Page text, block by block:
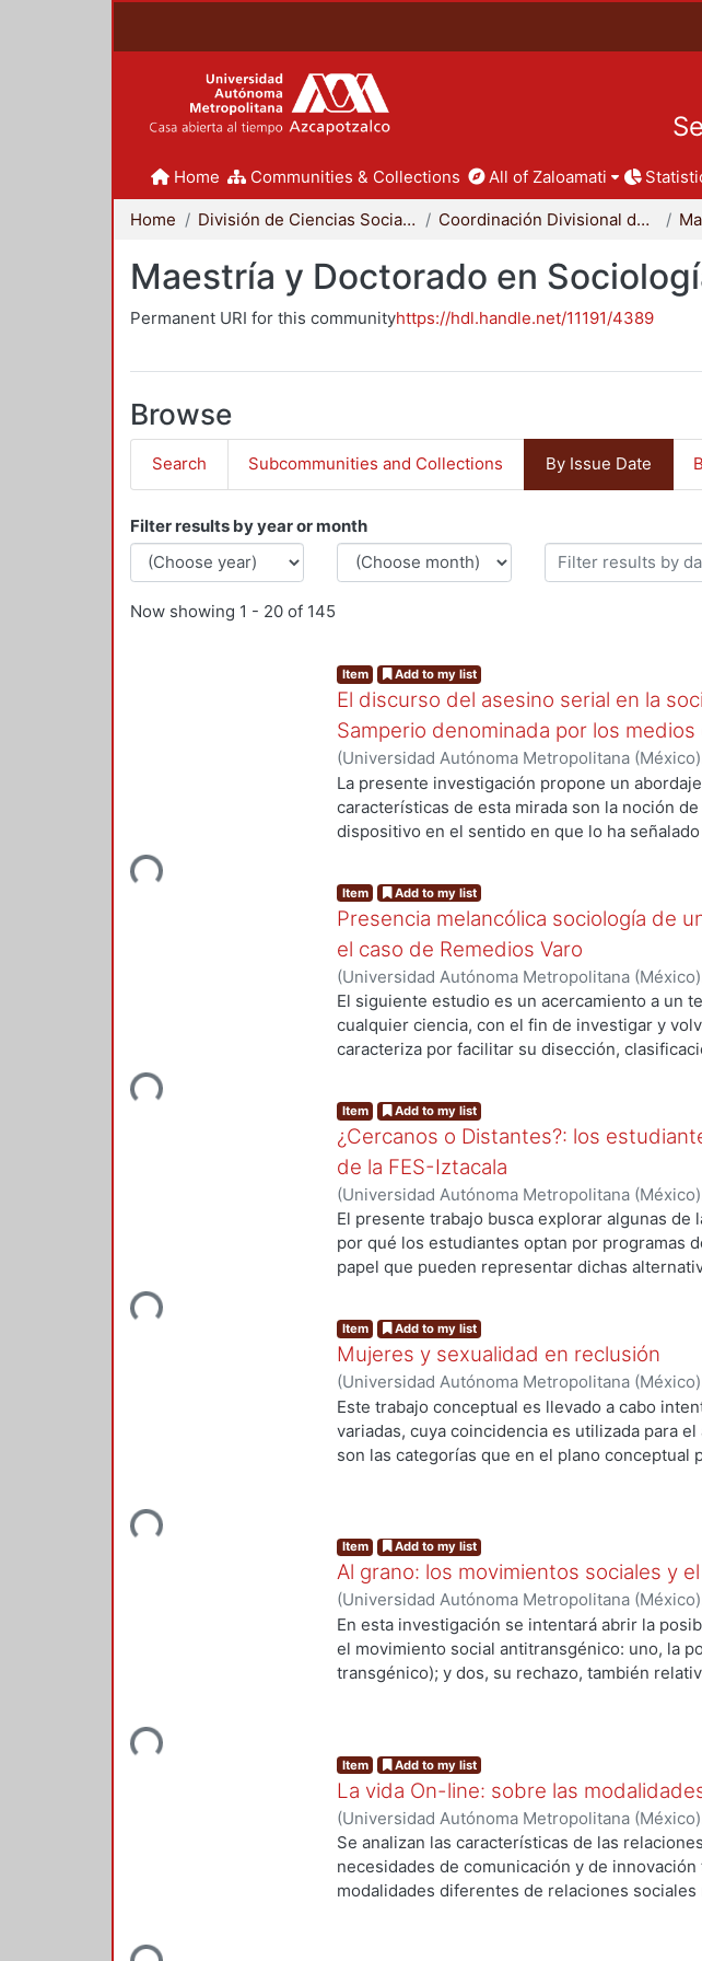
Home Communities & Collections All of Zaloamati
Home División de Ciencias Sociales y Humanidades Coordinación Divisional de Posgrado
Maestría y Doctorado en
Permanent URI for this communityhttps://hdl.handle.net/11191/4389
Browse
Search Subcommunities and Collections By Issue Date
Filter results by year or month
Now showing 1 - 20 of 145
Loading...
Item Add to my list
El discurso del asesino serial en la
Samperio denominada por los
(Universidad Autónoma Metropolitana
2000)Gómez Jaramillo, Alejandro
La presente investigación propone un
características de esta mirada son la noción
dispositivo en el sentido en que lo ha
instituciones, prácticas sociales (prácticas
sujetos (funcionario de Estado, funcionarios
delincuentes y peritos en las ciencias
detalladas de la manera en que se ha
investigación.
Loading...
Item Add to my list
Presencia melancólica sociología de
el caso de Remedios Varo
(Universidad Autónoma Metropolitana
2008)Bengoa García, Dora Ma. de los Ángeles
El siguiente estudio es un acercamiento a un
cualquier ciencia, con el fin de investigar y
caracteriza por facilitar su disección,
No sólo nos acercamos al ámbito difícil de la
abordaje, me refiero a la Melancolía. Y,
interdisciplinario que nos lleve al paraje
encuentran imbuidos los dos puntos de
este leviatán melancólico: la obra de
puestos en esta brecha, hacer una reflexión
Sociología misma.
Loading...
Item Add to my list
¿Cercanos o Distantes?: los
de la FES-Iztacala
(Universidad Autónoma Metropolitana
2008-06)LOPEZ RAMIREZ, MONICA
El presente trabajo busca explorar algunas
por qué los estudiantes optan por programas
papel que pueden representar dichas
de la carrera de Psicología de la Facultad de
necesario hablar de la tecnologización como
los actores sociales a estas nuevas
Por ello me referiré a algunos aspectos
Loading...
Item Add to my list
Mujeres y sexualidad en reclusión
(Universidad Autónoma Metropolitana
2008-07)Mejía Reyes, Carlos
Este trabajo conceptual es llevado a cabo
variadas, cuya coincidencia es utilizada para
son las categorías que en el plano
tomando en cuenta el desarrollo teórico antes
fenómeno social, revisamos un campo poco
Loading...
Item Add to my list
Al grano: los movimientos sociales y
(Universidad Autónoma Metropolitana
2008-07)FERNANDEZ NAVA, MARCO
En esta investigación se intentará abrir la
el movimiento social antitransgénico: uno, la
transgénico); y dos, su rechazo, también
Item Add to my list
La vida On-line: sobre las
(Universidad Autónoma Metropolitana
2008-10)RODRIGUEZ ROBLES, RAUL
Se analizan las características de las
necesidades de comunicación y de
modalidades diferentes de relaciones